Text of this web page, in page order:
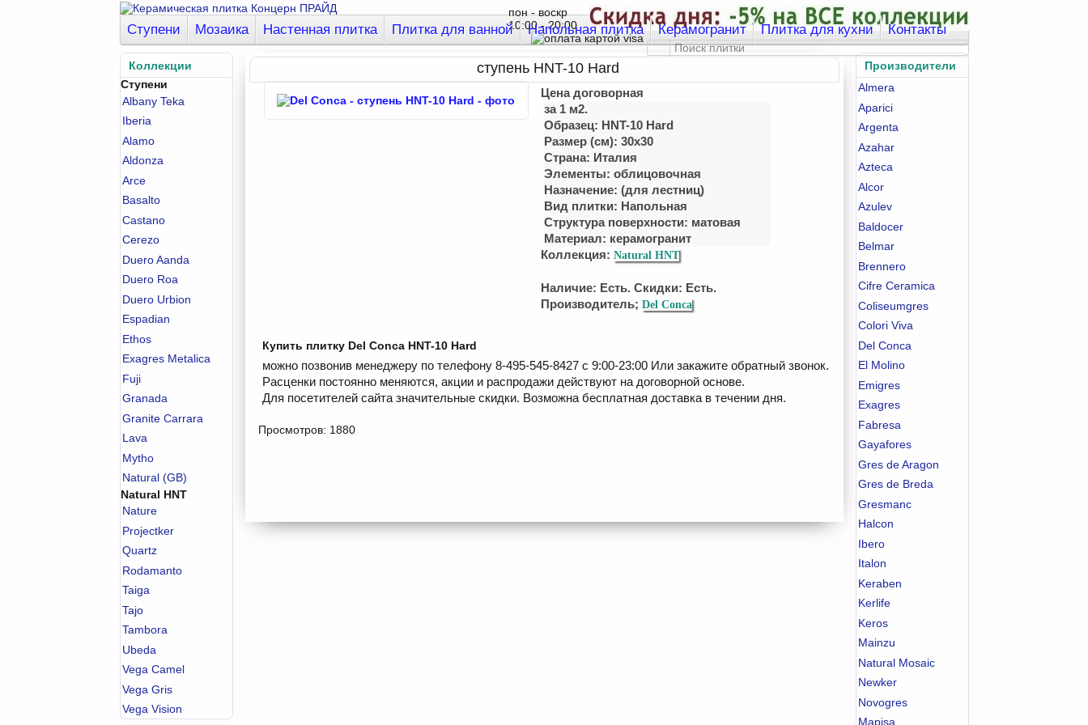
пон - воскр
10:00 - 20:00
Ступени Мозаика Настенная плитка Плитка для ванной Напольная плитка Керамогранит Плитка для кухни Контакты
Коллекции
Ступени
Albany Teka
Iberia
Alamo
Aldonza
Arce
Basalto
Castano
Cerezo
Duero Aanda
Duero Roa
Duero Urbion
Espadian
Ethos
Exagres Metalica
Fuji
Granada
Granite Carrara
Lava
Mytho
Natural (GB)
Natural HNT
Nature
Projectker
Quartz
Rodamanto
Taiga
Tajo
Tambora
Ubeda
Vega Camel
Vega Gris
Vega Vision
Производители
Almera
Aparici
Argenta
Azahar
Azteca
Alcor
Azulev
Baldocer
Belmar
Brennero
Cifre Ceramica
Coliseumgres
Colori Viva
Del Conca
El Molino
Emigres
Exagres
Fabresa
Gayafores
Gres de Aragon
Gres de Breda
Gresmanc
Halcon
Ibero
Italon
Keraben
Kerlife
Keros
Mainzu
Natural Mosaic
Newker
Novogres
Mapisa
ступень HNT-10 Hard
Цена договорная
за 1 м2.
Образец: HNT-10 Hard
Размер (см): 30x30
Страна: Италия
Элементы: облицовочная
Назначение: (для лестниц)
Вид плитки: Напольная
Структура поверхности: матовая
Материал: керамогранит
Коллекция:Natural HNT
Наличие: Есть. Скидки: Есть.
Производитель;Del Conca
Купить плитку Del Conca HNT-10 Hard
можно позвонив менеджеру по телефону 8-495-545-8427 с 9:00-23:00 Или закажите обратный звонок.
Расценки постоянно меняются, акции и распродажи действуют на договорной основе.
Для посетителей сайта значительные скидки. Возможна бесплатная доставка в течении дня.
Просмотров: 1880